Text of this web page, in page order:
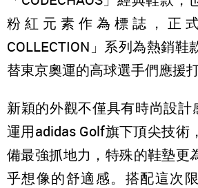
粉紅元素作為標誌，正式
COLLECTION」系列為熱銷鞋
替東京奧運的高球選手們應援打
新穎的外觀不僅具有時尚設計
運用adidas Golf旗下頂尖技術
備最強抓地力，特殊的鞋墊更
乎想像的舒適感。搭配這次